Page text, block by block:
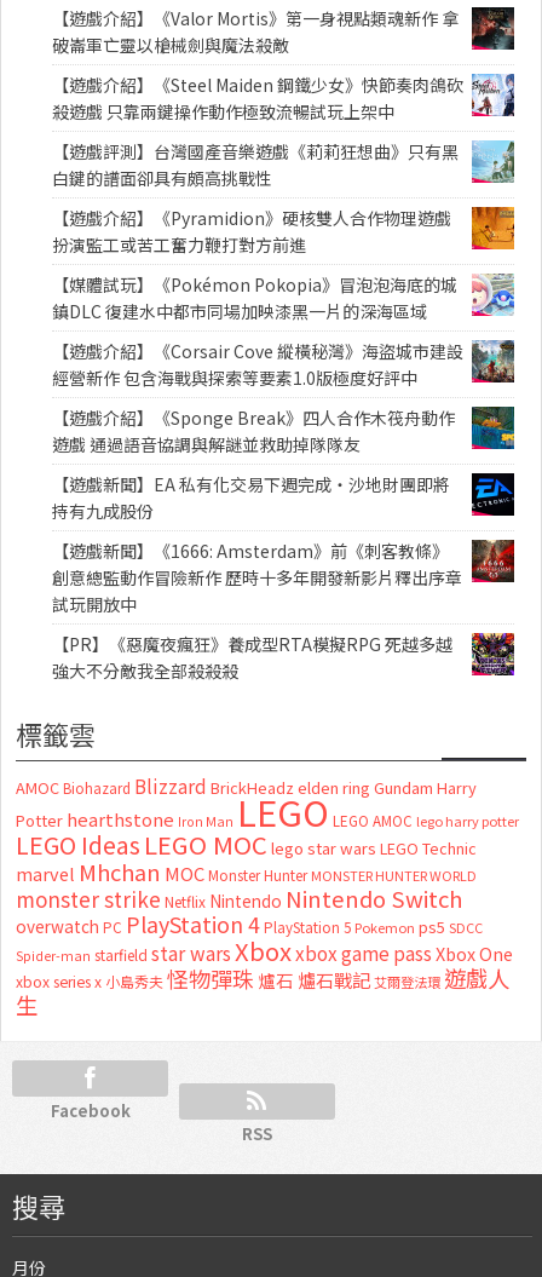
【遊戲介紹】《Valor Mortis》第一身視點類魂新作 拿
破崙軍亡靈以槍械劍與魔法殺敵
【遊戲介紹】《Steel Maiden 鋼鐵少女》快節奏肉鴿砍
殺遊戲 只靠兩鍵操作動作極致流暢試玩上架中
【遊戲評測】台灣國產音樂遊戲《莉莉狂想曲》只有黑
白鍵的譜面卻具有頗高挑戰性
【遊戲介紹】《Pyramidion》硬核雙人合作物理遊戲
扮演監工或苦工奮力鞭打對方前進
【媒體試玩】《Pokémon Pokopia》冒泡泡海底的城
鎮DLC 復建水中都市同場加映漆黑一片的深海區域
【遊戲介紹】《Corsair Cove 縱橫秘灣》海盜城市建設
經營新作 包含海戰與探索等要素1.0版極度好評中
【遊戲介紹】《Sponge Break》四人合作木筏舟動作
遊戲 通過語音協調與解謎並救助掉隊隊友
【遊戲新聞】EA 私有化交易下週完成・沙地財團即將
持有九成股份
【遊戲新聞】《1666: Amsterdam》前《刺客教條》
創意總監動作冒險新作 歷時十多年開發新影片釋出序章
試玩開放中
【PR】《惡魔夜瘋狂》養成型RTA模擬RPG 死越多越
強大不分敵我全部殺殺殺
標籤雲
AMOC Biohazard Blizzard BrickHeadz elden ring Gundam Harry
Potter hearthstone Iron Man LEGO LEGO AMOC lego harry potter
LEGO Ideas LEGO MOC lego star wars LEGO Technic
marvel Mhchan MOC Monster Hunter MONSTER HUNTER WORLD
monster strike Netflix Nintendo Nintendo Switch
overwatch PC PlayStation 4 PlayStation 5 Pokemon ps5 SDCC
Spider-man starfield star warsXboxxbox game passXbox One
xbox series x 小島秀夫怪物彈珠 爐石 爐石戰記艾爾登法環 遊戲人
生
Facebook
RSS
搜尋
月份